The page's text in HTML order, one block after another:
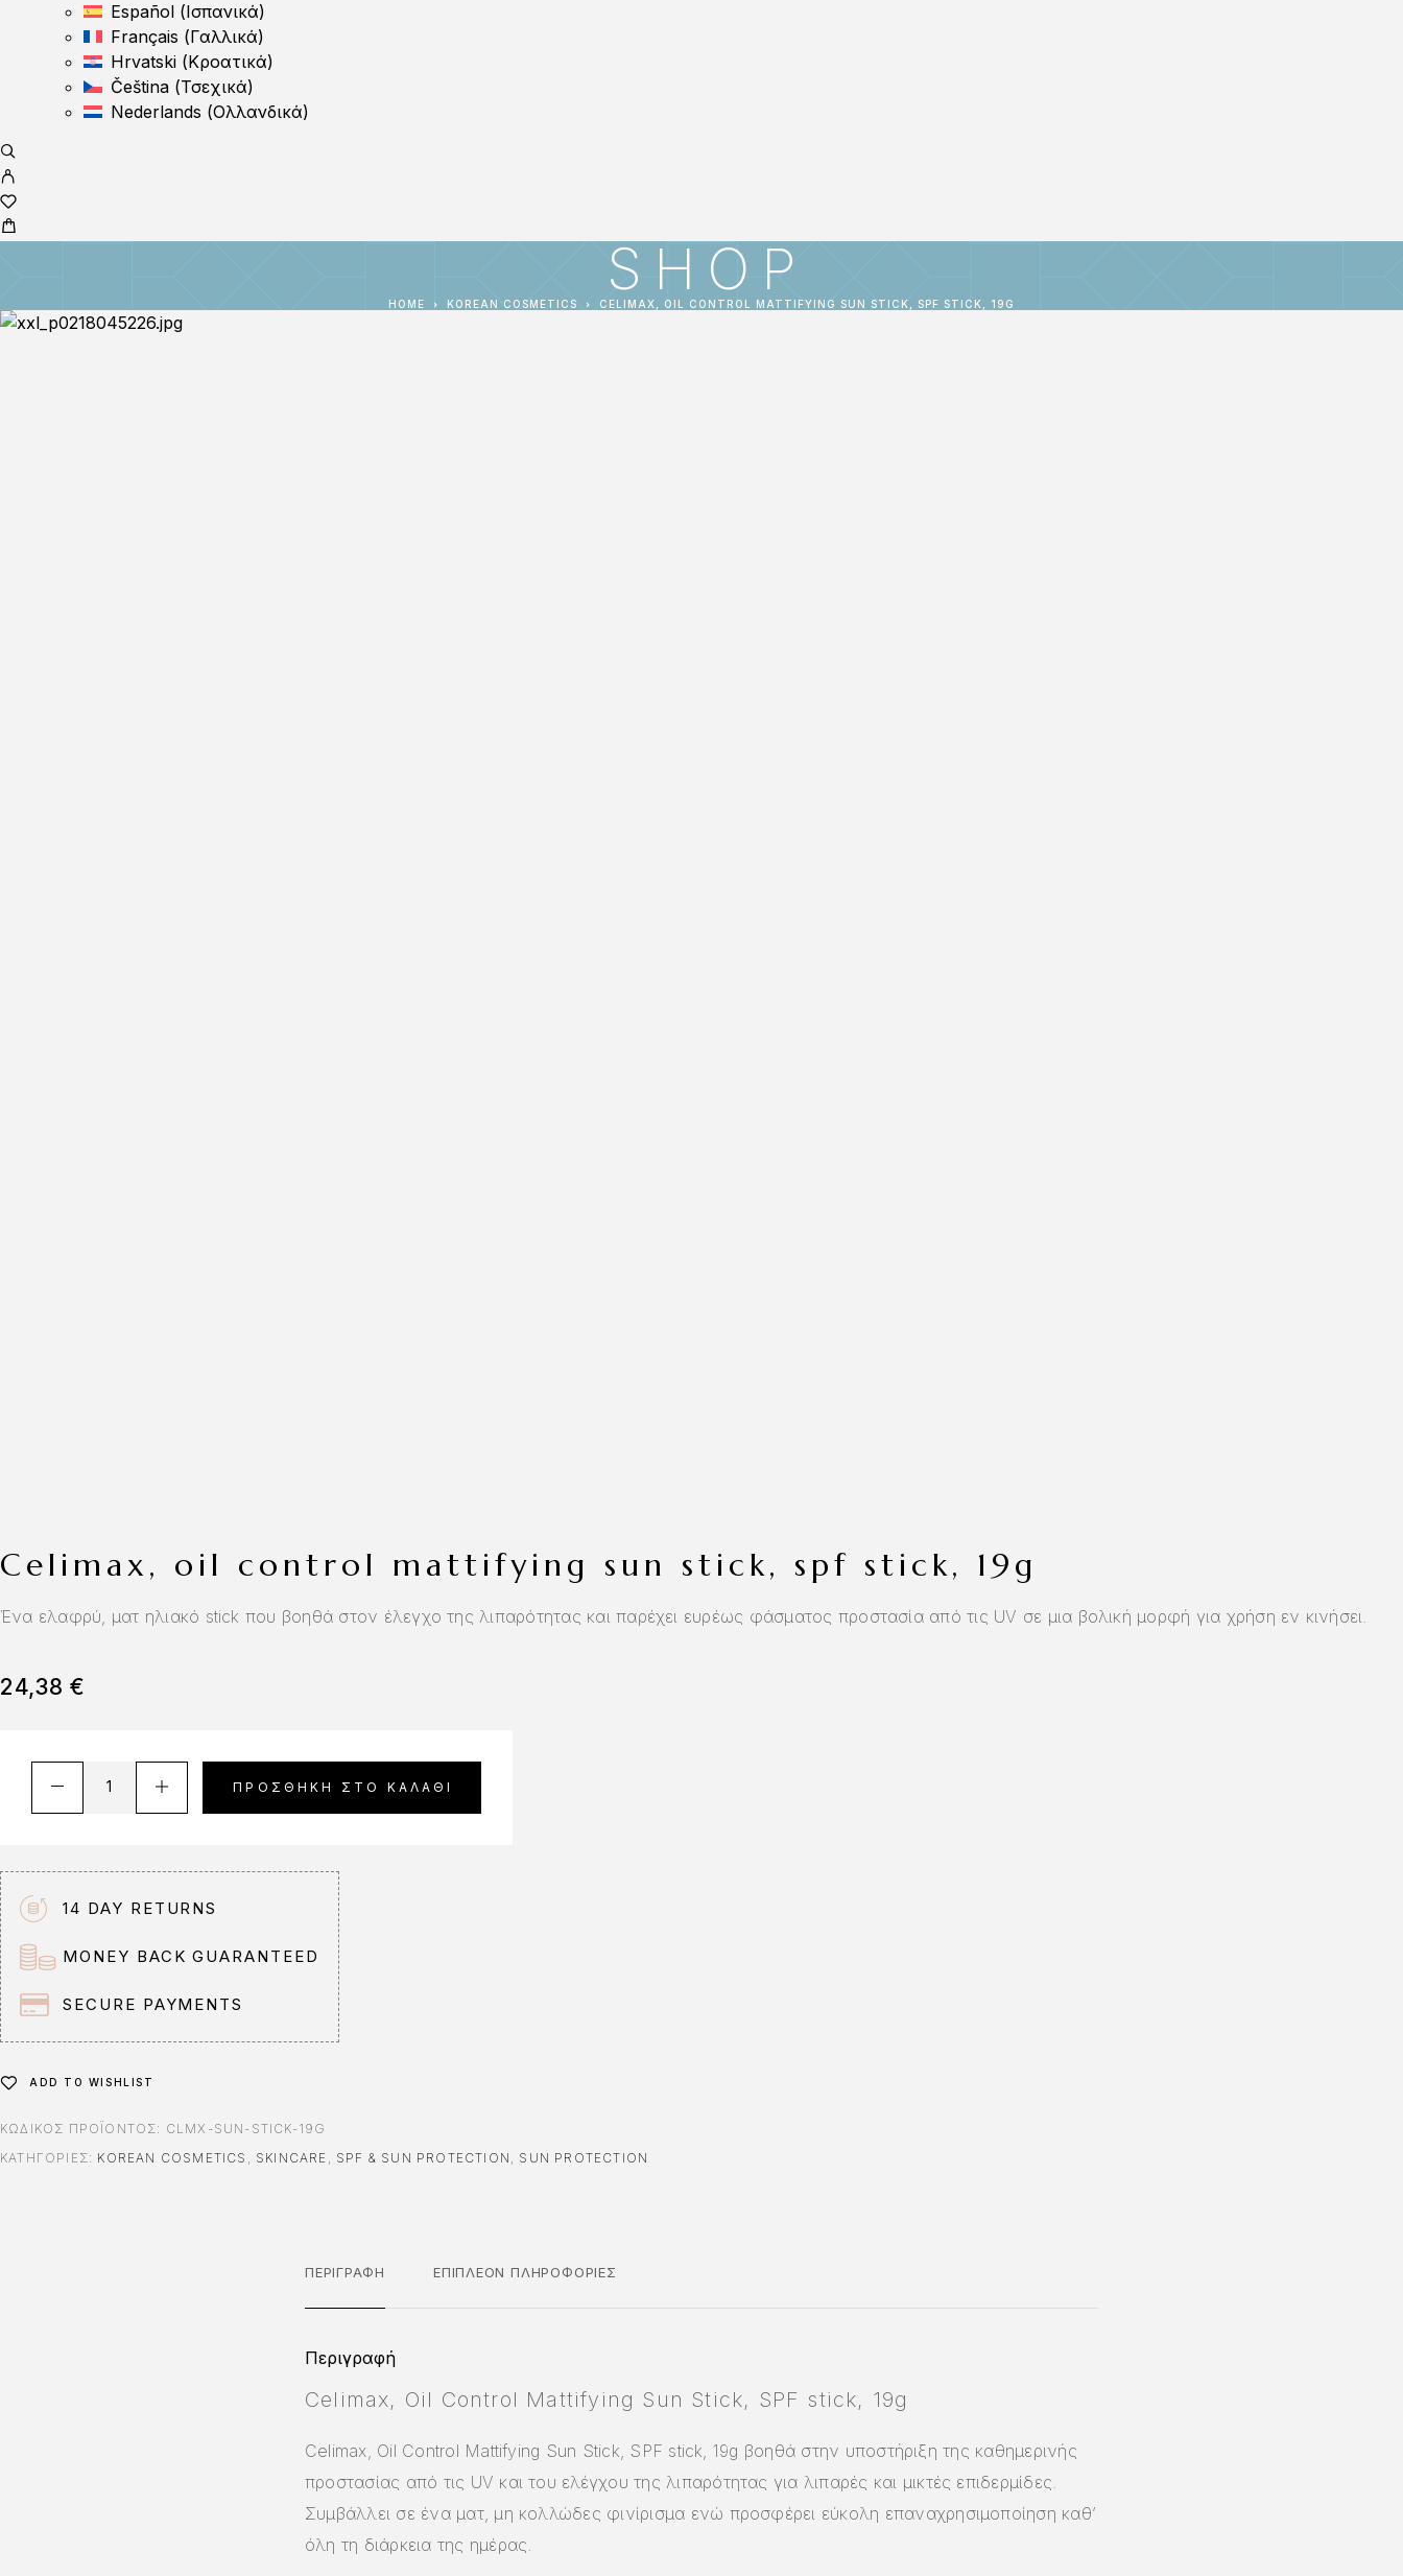
Español (Ισπανικά)
Français (Γαλλικά)
Hrvatski (Κροατικά)
Čeština (Τσεχικά)
Nederlands (Ολλανδικά)
SHOP
HOME KOREAN COSMETICS CELIMAX, OIL CONTROL MATTIFYING SUN STICK, SPF STICK, 19G
celimax, oil control mattifying sun stick, spf stick, 19g
Ένα ελαφρύ, ματ ηλιακό stick που βοηθά στον έλεγχο της λιπαρότητας και παρέχει ευρέως φάσματος προστασία από τις UV σε μια βολική μορφή για χρήση εν κινήσει.
24,38 €
ΠΡΟΣΘΉΚΗ ΣΤΟ ΚΑΛΆΘΙ
r
n
a
t
i
v
:
14 DAY RETURNS
MONEY BACK GUARANTEED
SECURE PAYMENTS
ADD TO WISHLIST
ΚΩΔΙΚΌΣ ΠΡΟΪΌΝΤΟΣ: CLMX-SUN-STICK-19G
ΚΑΤΗΓΟΡΊΕΣ: KOREAN COSMETICS SKINCARE SPF & SUN PROTECTION SUN PROTECTION
ΠΕΡΙΓΡΑΦΉ ΕΠΙΠΛΈΟΝ ΠΛΗΡΟΦΟΡΊΕΣ
Περιγραφή
Celimax, Oil Control Mattifying Sun Stick, SPF stick, 19g
Celimax, Oil Control Mattifying Sun Stick, SPF stick, 19g βοηθά στην υποστήριξη της καθημερινής
προστασίας από τις UV και του ελέγχου της λιπαρότητας για λιπαρές και μικτές επιδερμίδες.
Συμβάλλει σε ένα ματ, μη κολλώδες φινίρισμα ενώ προσφέρει εύκολη επαναχρησιμοποίηση καθ’
όλη τη διάρκεια της ημέρας.